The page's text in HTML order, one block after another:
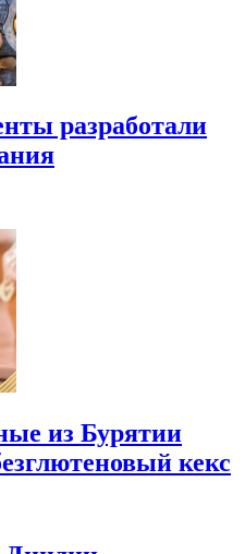
разработали
из Бурятии
кекс